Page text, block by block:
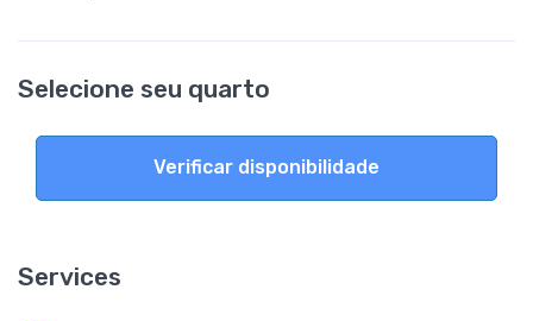
Selecione seu quarto
Verificar disponibilidade
Services